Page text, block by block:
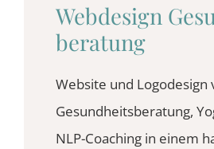
Webdesign
beratung
Website und Logodesign
Gesundheitsberatung,
NLP-Coaching in einem